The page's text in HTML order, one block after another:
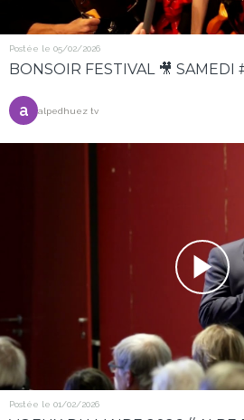
Postée le 05/02/2026
BONSOIR FESTIVAL 🎥 SAMEDI
a alpedhuez tv
Postée le 01/02/2026